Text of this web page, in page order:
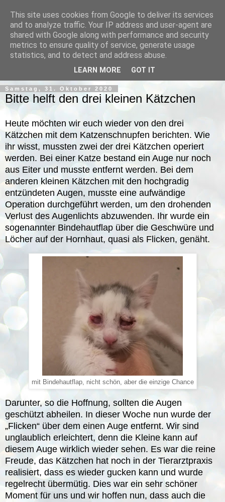
Samstag, 31. Oktober 2020
Bitte helft den drei kleinen Kätzchen
Heute möchten wir euch wieder von den drei
Kätzchen mit dem Katzenschnupfen berichten. Wie
ihr wisst, mussten zwei der drei Kätzchen operiert
werden. Bei einer Katze bestand ein Auge nur noch
aus Eiter und musste entfernt werden. Bei dem
anderen kleinen Kätzchen mit den hochgradig
entzündeten Augen, musste eine aufwändige
Operation durchgeführt werden, um den drohenden
Verlust des Augenlichts abzuwenden. Ihr wurde ein
sogenannter Bindehautflap über die Geschwüre und
Löcher auf der Hornhaut, quasi als Flicken, genäht.
mit Bindehautflap, nicht schön, aber die einzige Chance
Darunter, so die Hoffnung, sollten die Augen
geschützt abheilen. In dieser Woche nun wurde der
„Flicken“ über dem einen Auge entfernt. Wir sind
unglaublich erleichtert, denn die Kleine kann auf
diesem Auge wirklich wieder sehen. Es war die reine
Freude, das Kätzchen hat noch in der Tierarztpraxis
realisiert, dass es wieder gucken kann und wurde
regelrecht übermütig. Dies war ein sehr schöner
Moment für uns und wir hoffen nun, dass auch die
This site uses cookies from Google to deliver its services
and to analyze traffic. Your IP address and user-agent are
shared with Google along with performance and security
metrics to ensure quality of service, generate usage
statistics, and to detect and address abuse.
LEARN MORE GOT IT